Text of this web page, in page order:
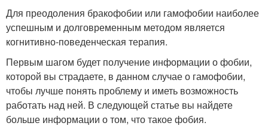
Для преодоления бракофобии или гамофобии наиболее
успешным и долговременным методом является
когнитивно-поведенческая терапия.
Первым шагом будет получение информации о фобии,
которой вы страдаете, в данном случае о гамофобии,
чтобы лучше понять проблему и иметь возможность
работать над ней. В следующей статье вы найдете
больше информации о том, что такое фобия.